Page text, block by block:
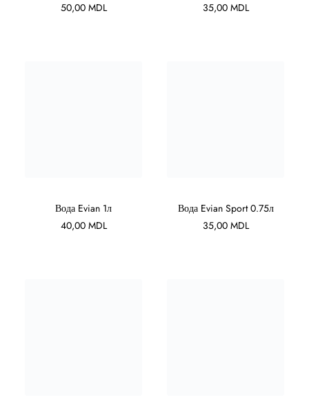
50,00 MDL
35,00 MDL
В КОРЗИНУ
Вода Evian 1л
40,00 MDL
В КОРЗИНУ
Вода Evian Sport 0.75л
35,00 MDL